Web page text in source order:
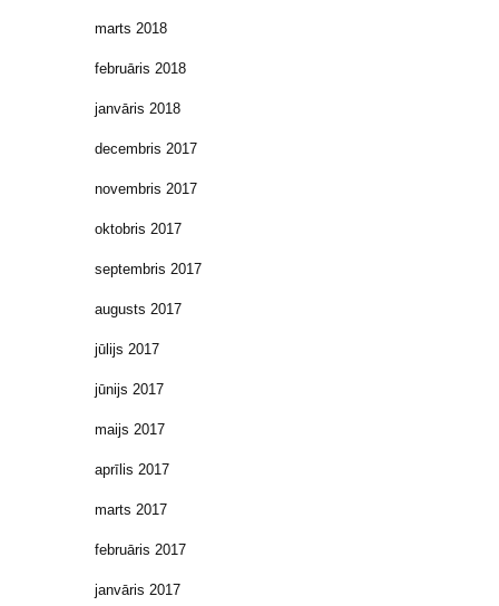
marts 2018
februāris 2018
janvāris 2018
decembris 2017
novembris 2017
oktobris 2017
septembris 2017
augusts 2017
jūlijs 2017
jūnijs 2017
maijs 2017
aprīlis 2017
marts 2017
februāris 2017
janvāris 2017